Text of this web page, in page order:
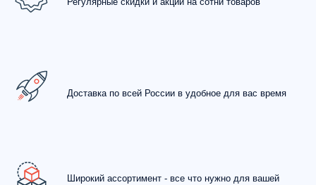
Доставка по всей России в удобное для вас время
Широкий ассортимент - все что нужно для вашей